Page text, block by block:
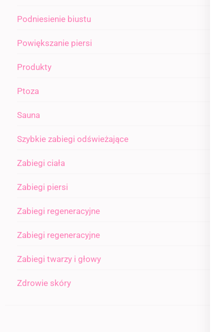
Podniesienie biustu
Powiększanie piersi
Produkty
Ptoza
Sauna
Szybkie zabiegi odświeżające
Zabiegi ciała
Zabiegi piersi
Zabiegi regeneracyjne
Zabiegi regeneracyjne
Zabiegi twarzy i głowy
Zdrowie skóry